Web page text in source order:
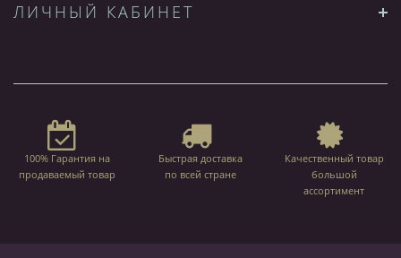
ЛИЧНЫЙ КАБИНЕТ
100% Гарантия на
продаваемый товар
Быстрая доставка
по всей стране
Качественный товар
большой
ассортимент